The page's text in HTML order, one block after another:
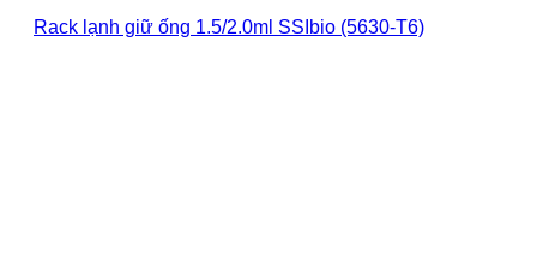
Rack lạnh giữ ống 1.5/2.0ml SSIbio (5630-T6)